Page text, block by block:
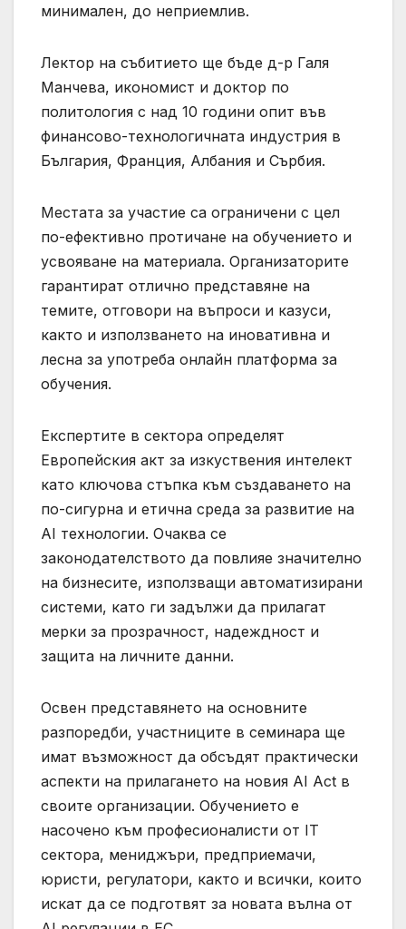
минимален, до неприемлив.
Лектор на събитието ще бъде д-р Галя
Манчева, икономист и доктор по
политология с над 10 години опит във
финансово-технологичната индустрия в
България, Франция, Албания и Сърбия.
Местата за участие са ограничени с цел
по-ефективно протичане на обучението и
усвояване на материала. Организаторите
гарантират отлично представяне на
темите, отговори на въпроси и казуси,
както и използването на иновативна и
лесна за употреба онлайн платформа за
обучения.
Експертите в сектора определят
Европейския акт за изкуствения интелект
като ключова стъпка към създаването на
по-сигурна и етична среда за развитие на
AI технологии. Очаква се
законодателството да повлияе значително
на бизнесите, използващи автоматизирани
системи, като ги задължи да прилагат
мерки за прозрачност, надеждност и
защита на личните данни.
Освен представянето на основните
разпоредби, участниците в семинара ще
имат възможност да обсъдят практически
аспекти на прилагането на новия AI Act в
своите организации. Обучението е
насочено към професионалисти от IT
сектора, мениджъри, предприемачи,
юристи, регулатори, както и всички, които
искат да се подготвят за новата вълна от